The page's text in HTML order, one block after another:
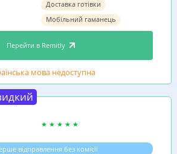
Доставка готівки
Мобільний гаманець
Перейти в Remitly
мова недоступна
відправлення без комісії